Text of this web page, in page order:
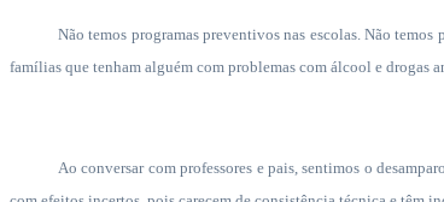
Não temos programas preventivos nas escolas. Não
famílias que tenham alguém com problemas com álcool e drogas
Ao conversar com professores e pais, sentimos o